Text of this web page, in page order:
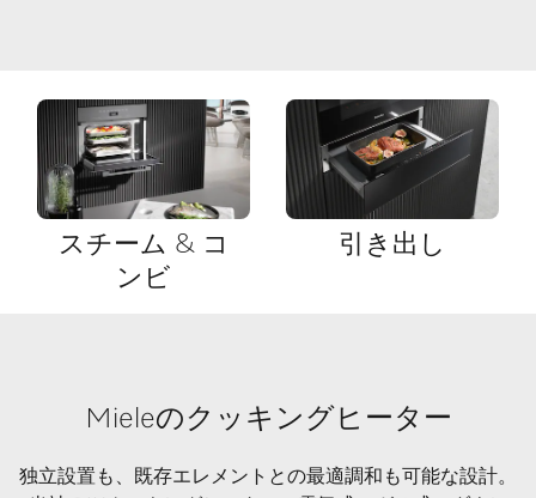
スチーム & コ
ンビ
引き出し
Mieleのクッキングヒーター
独立設置も、既存エレメントとの最適調和も可能な設計。